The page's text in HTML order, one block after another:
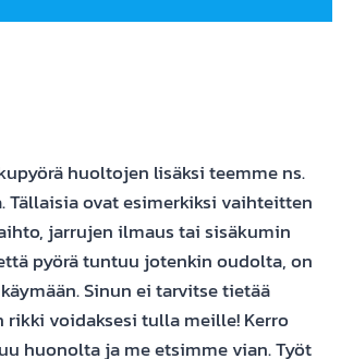
huoltojen lisäksi teemme ns.
Tällaisia ovat esimerkiksi vaihteitten
jarrujen ilmaus tai sisäkumin
pyörä tuntuu jotenkin oudolta, on
Sinun ei tarvitse tietää
rikki voidaksesi tulla meille! Kerro
huonolta ja me etsimme vian. Työt